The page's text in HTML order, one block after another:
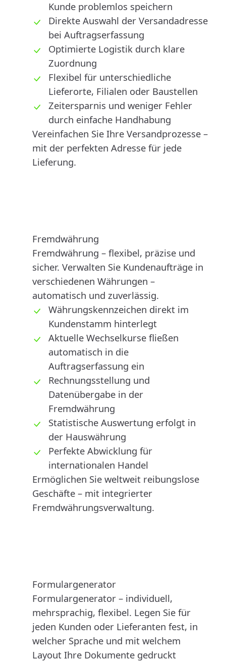
Kunde problemlos speichern
Direkte Auswahl der Versandadresse
bei Auftragserfassung
Optimierte Logistik durch klare
Zuordnung
Flexibel für unterschiedliche
Lieferorte, Filialen oder Baustellen
Zeitersparnis und weniger Fehler
durch einfache Handhabung
Vereinfachen Sie Ihre Versandprozesse –
mit der perfekten Adresse für jede
Lieferung.
Fremdwährung
Fremdwährung – flexibel, präzise und
sicher. Verwalten Sie Kundenaufträge in
verschiedenen Währungen –
automatisch und zuverlässig.
Währungskennzeichen direkt im
Kundenstamm hinterlegt
Aktuelle Wechselkurse fließen
automatisch in die
Auftragserfassung ein
Rechnungsstellung und
Datenübergabe in der
Fremdwährung
Statistische Auswertung erfolgt in
der Hauswährung
Perfekte Abwicklung für
internationalen Handel
Ermöglichen Sie weltweit reibungslose
Geschäfte – mit integrierter
Fremdwährungsverwaltung.
Formulargenerator
Formulargenerator – individuell,
mehrsprachig, flexibel. Legen Sie für
jeden Kunden oder Lieferanten fest, in
welcher Sprache und mit welchem
Layout Ihre Dokumente gedruckt